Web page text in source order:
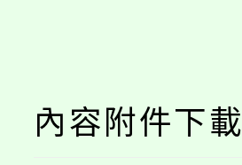
內容附件下載